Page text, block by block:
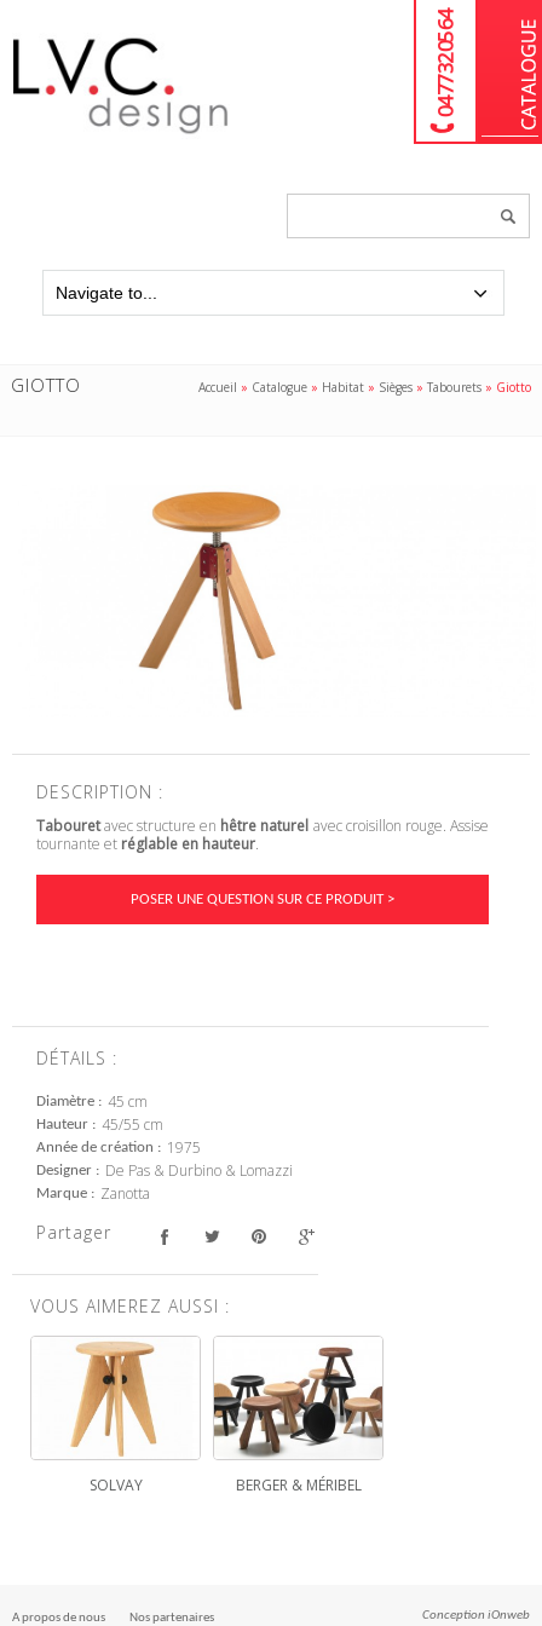
04 77 32 05 64
GIOTTO Accueil » Catalogue » Habitat » Sièges »Tabourets » Giotto
DESCRIPTION :
Tabouretavec structure en hêtre naturel avec croisillon rouge. Assise
tournante et réglable en hauteur.
POSER UNE QUESTION SUR CE PRODUIT >
DÉTAILS :
Diamètre 45 cm
Hauteur 45/55 cm
Année de création 1975
Designer De Pas & Durbino & Lomazzi
Marque Zanotta
Partager
VOUS AIMEREZ AUSSI :
SOLVAY BERGER & MÉRIBEL
A propos de nous Nos partenaires Conception iOnweb